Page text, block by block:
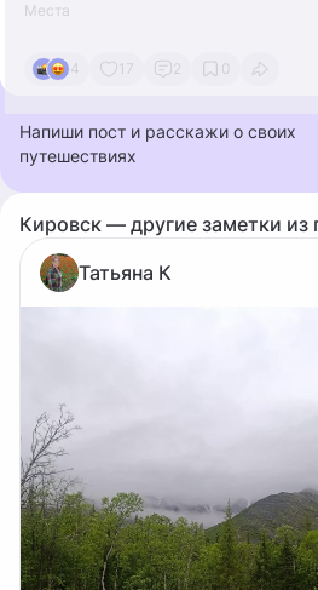
Места
4 17 2 0
Напиши пост и расскажи о своих
путешествиях
Кировск — другие заметки из
Татьяна К